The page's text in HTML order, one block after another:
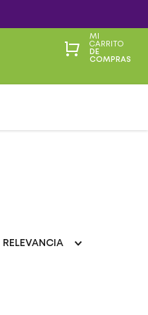
MI
CARRITO
DE
COMPRAS
RELEVANCIA